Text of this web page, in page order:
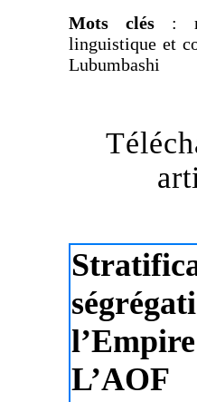
Mots clés :
linguistique et
Lubumbashi